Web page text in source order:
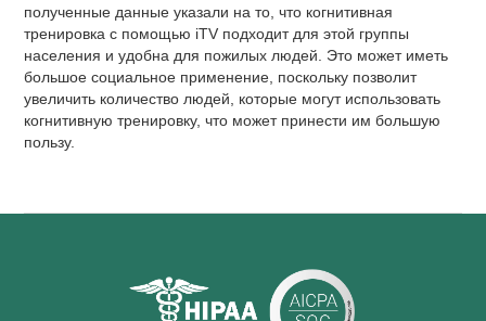
полученные данные указали на то, что когнитивная
тренировка с помощью iTV подходит для этой группы
населения и удобна для пожилых людей. Это может иметь
большое социальное применение, поскольку позволит
увеличить количество людей, которые могут использовать
когнитивную тренировку, что может принести им большую
пользу.